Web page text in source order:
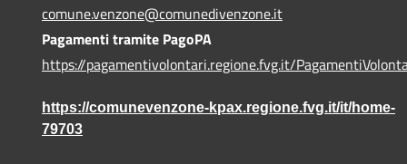
comune.venzone@comunedivenzone.it
Pagamenti tramite PagoPA
https://pagamentivolontari.regione.fvg.it/
https://comunevenzone-kpax.regione.fvg.it/it/home-
79703